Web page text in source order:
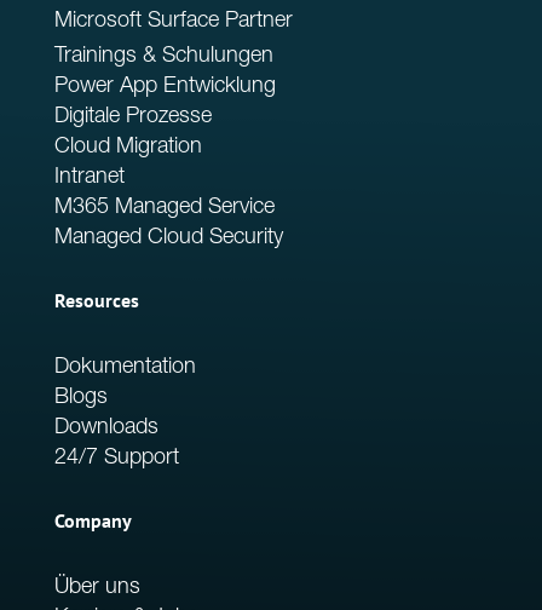
Microsoft Surface Partner
Trainings & Schulungen
Power App Entwicklung
Digitale Prozesse
Cloud Migration
Intranet
M365 Managed Service
Managed Cloud Security
Resources
Dokumentation
Blogs
Downloads
24/7 Support
Company
Über uns